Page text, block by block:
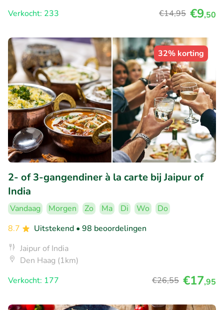
Verkocht: 233
€14,95 €9,50
32% korting
2- of 3-gangendiner à la carte bij Jaipur of
India
Vandaag Morgen Zo Ma Di Wo
Do
8.7
Uitstekend • 98 beoordelingen
Jaipur of India
Den Haag (1km)
Verkocht: 177
€26,55 €17,95